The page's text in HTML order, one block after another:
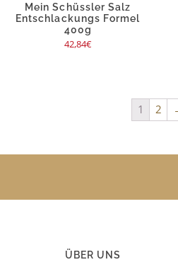
Mein Schüssler Salz
Entschlackungs Formel
400g
42,84€
1 2
ÜBER UNS